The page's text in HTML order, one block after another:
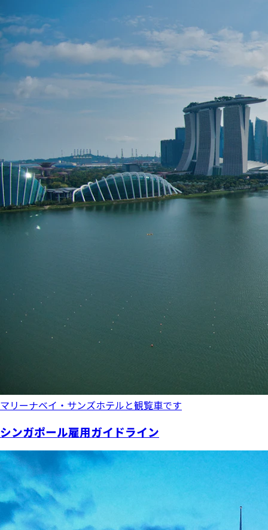
マリーナベイ・サンズホテルと観覧車です
シンガポール雇用ガイドライン